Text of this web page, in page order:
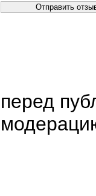
перед